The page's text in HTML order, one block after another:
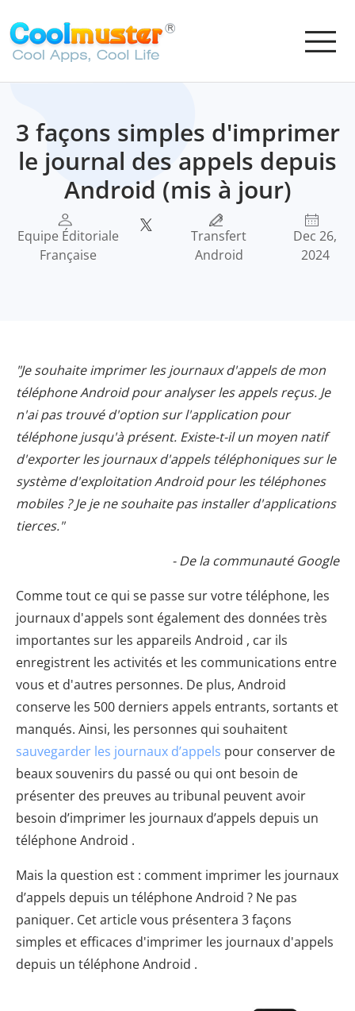
3 façons simples d'imprimer
le journal des appels depuis
Android (mis à jour)
Equipe Éditoriale
Française
Transfert
Android
Dec 26,
2024
"Je souhaite imprimer les journaux d'appels de mon
téléphone Android pour analyser les appels reçus. Je
n'ai pas trouvé d'option sur l'application pour
téléphone jusqu'à présent. Existe-t-il un moyen natif
d'exporter les journaux d'appels téléphoniques sur le
système d'exploitation Android pour les téléphones
mobiles ? Je je ne souhaite pas installer d'applications
tierces."
- De la communauté Google
Comme tout ce qui se passe sur votre téléphone, les
journaux d'appels sont également des données très
importantes sur les appareils Android , car ils
enregistrent les activités et les communications entre
vous et d'autres personnes. De plus, Android
conserve les 500 derniers appels entrants, sortants et
manqués. Ainsi, les personnes qui souhaitent
sauvegarder les journaux d’appels pour conserver de
beaux souvenirs du passé ou qui ont besoin de
présenter des preuves au tribunal peuvent avoir
besoin d’imprimer les journaux d’appels depuis un
téléphone Android .
Mais la question est : comment imprimer les journaux
d’appels depuis un téléphone Android ? Ne pas
paniquer. Cet article vous présentera 3 façons
simples et efficaces d'imprimer les journaux d'appels
depuis un téléphone Android .